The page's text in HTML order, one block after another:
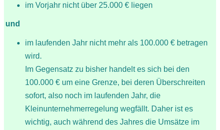
im Vorjahr nicht über 25.000 € liegen
und
im laufenden Jahr nicht mehr als 100.000 € betragen
wird.
Im Gegensatz zu bisher handelt es sich bei den
100.000 € um eine Grenze, bei deren Überschreiten
sofort, also noch im laufenden Jahr, die
Kleinunternehmerregelung wegfällt. Daher ist es
wichtig, auch während des Jahres die Umsätze im